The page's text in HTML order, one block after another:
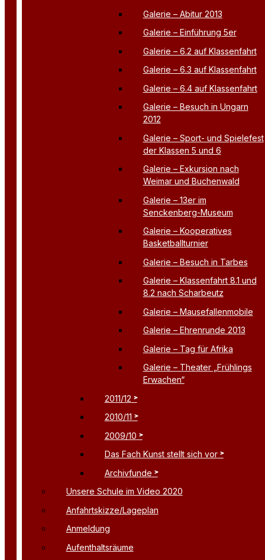
Galerie – Abitur 2013
Galerie – Einführung 5er
Galerie – 6.2 auf Klassenfahrt
Galerie – 6.3 auf Klassenfahrt
Galerie – 6.4 auf Klassenfahrt
Galerie – Besuch in Ungarn
2012
Galerie – Sport- und Spielefest
der Klassen 5 und 6
Galerie – Exkursion nach
Weimar und Buchenwald
Galerie – 13er im
Senckenberg-Museum
Galerie – Kooperatives
Basketballturnier
Galerie – Besuch in Tarbes
Galerie – Klassenfahrt 8.1 und
8.2 nach Scharbeutz
Galerie – Mausefallenmobile
Galerie – Ehrenrunde 2013
Galerie – Tag für Afrika
Galerie – Theater „Frühlings
Erwachen“
2011/12
2010/11
2009/10
Das Fach Kunst stellt sich vor
Archivfunde
Unsere Schule im Video 2020
Anfahrtskizze/Lageplan
Anmeldung
Aufenthaltsräume